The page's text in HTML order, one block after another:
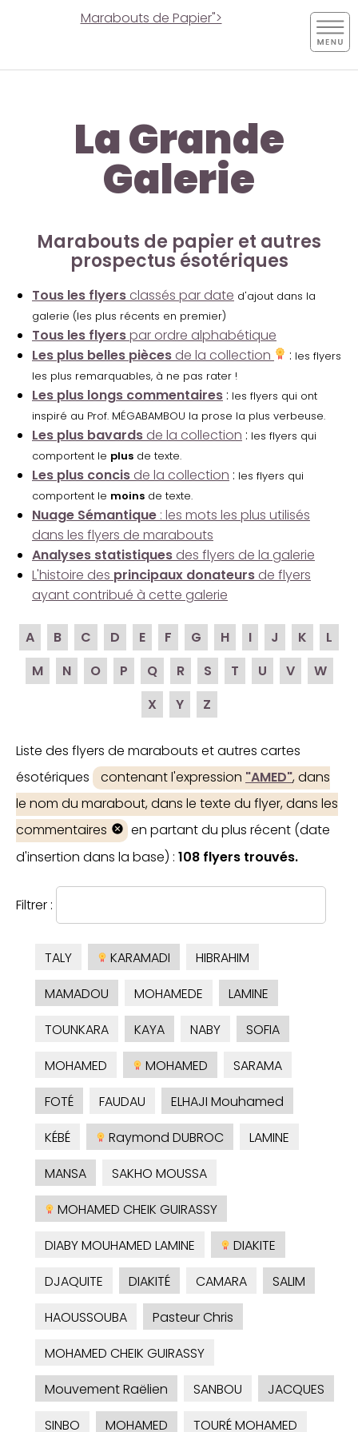
Marabouts de Papier">
La Grande
Galerie
Marabouts de papier et autres
prospectus ésotériques
Tous les flyers classés par date d'ajout dans la
galerie (les plus récents en premier)
Tous les flyerspar ordre alphabétique
Les plus belles pièces de la collection : les flyers
les plus remarquables, à ne pas rater !
Les plus longs commentaires : les flyers qui ont
inspiré au Prof. MÉGABAMBOU la prose la plus verbeuse.
Les plus bavards de la collection : les flyers qui
comportent le plus de texte.
Les plus concis de la collection : les flyers qui
comportent le moins de texte.
Nuage Sémantique : les mots les plus utilisés
dans les flyers de marabouts
Analyses statistiques des flyers de la galerie
L'histoire des principaux donateurs de flyers
ayant contribué à cette galerie
A B C D E F G H I J K
L
M
N O P Q R S T U V
W
X
Y Z
Liste des flyers de marabouts et autres cartes
ésotériques
contenant l'expression "AMED", dans
le nom du marabout, dans le texte du flyer, dans les
commentaires
en partant du plus récent (date
d'insertion dans la base) : 108 flyers trouvés.
Filtrer :
TALY KARAMADI
HIBRAHIM
MAMADOU
MOHAMEDE
LAMINE
TOUNKARA
KAYA NABY
SOFIA
MOHAMED
MOHAMED
SARAMA
FOTÉ
FAUDAU
ELHAJI Mouhamed
KÉBÉ
Raymond DUBROC
LAMINE
MANSA
SAKHO MOUSSA
MOHAMED CHEIK GUIRASSY
DIABY MOUHAMED LAMINE
DIAKITE
DJAQUITE
DIAKITÉ CAMARA
SALIM
HAOUSSOUBA
Pasteur Chris
MOHAMED CHEIK GUIRASSY
Mouvement Raëlien
SANBOU
JACQUES
SINBO
MOHAMED TOURÉ MOHAMED